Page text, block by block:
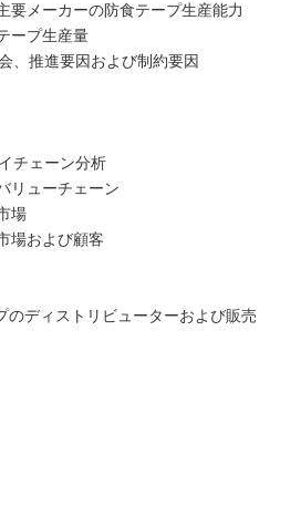
要メーカーの防食テープ生産能力
ープ生産量
、推進要因および制約要因
チェーン分析
リューチェーン
場
場および顧客
のディストリビューターおよび販売